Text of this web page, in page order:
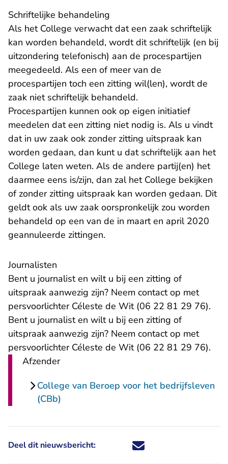
Schriftelijke behandeling
Als het College verwacht dat een zaak schriftelijk
kan worden behandeld, wordt dit schriftelijk (en bij
uitzondering telefonisch) aan de procespartijen
meegedeeld. Als een of meer van de
procespartijen toch een zitting wil(len), wordt de
zaak niet schriftelijk behandeld.
Procespartijen kunnen ook op eigen initiatief
meedelen dat een zitting niet nodig is. Als u vindt
dat in uw zaak ook zonder zitting uitspraak kan
worden gedaan, dan kunt u dat schriftelijk aan het
College laten weten. Als de andere partij(en) het
daarmee eens is/zijn, dan zal het College bekijken
of zonder zitting uitspraak kan worden gedaan. Dit
geldt ook als uw zaak oorspronkelijk zou worden
behandeld op een van de in maart en april 2020
geannuleerde zittingen.
Journalisten
Bent u journalist en wilt u bij een zitting of
uitspraak aanwezig zijn? Neem contact op met
persvoorlichter Céleste de Wit (06 22 81 29 76).
Bent u journalist en wilt u bij een zitting of
uitspraak aanwezig zijn? Neem contact op met
persvoorlichter Céleste de Wit (06 22 81 29 76).
Afzender
College van Beroep voor het bedrijfsleven
(CBb)
Deel dit nieuwsbericht: Deel dit nieuwsbericht via X -
Deel dit nieuwsbericht via
Deel dit nieuwsbericht
Deel dit